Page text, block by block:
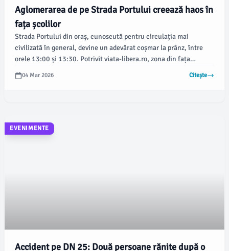
Aglomerarea de pe Strada Portului creează haos în
fața școlilor
Strada Portului din oraș, cunoscută pentru circulația mai
civilizată în general, devine un adevărat coșmar la prânz, între
orele 13:00 și 13:30. Potrivit viata-libera.ro, zona din fața
Liceului Tehnologic „General de Marină Nicolae Dumitrescu
Maican” și a Colegiului Național „Vasile Alecsandri”, aflat în
04 Mar 2026 Citește
EVENIMENTE
Accident pe DN 25: Două persoane rănite după o